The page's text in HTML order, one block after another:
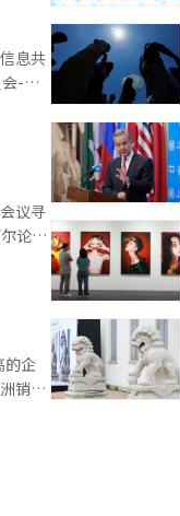
量的
利
实现
销
恢复
统翻
息共
-海
，
还协
关表
适用
铁产
国内
议寻
预
竞争
此
的企
销售